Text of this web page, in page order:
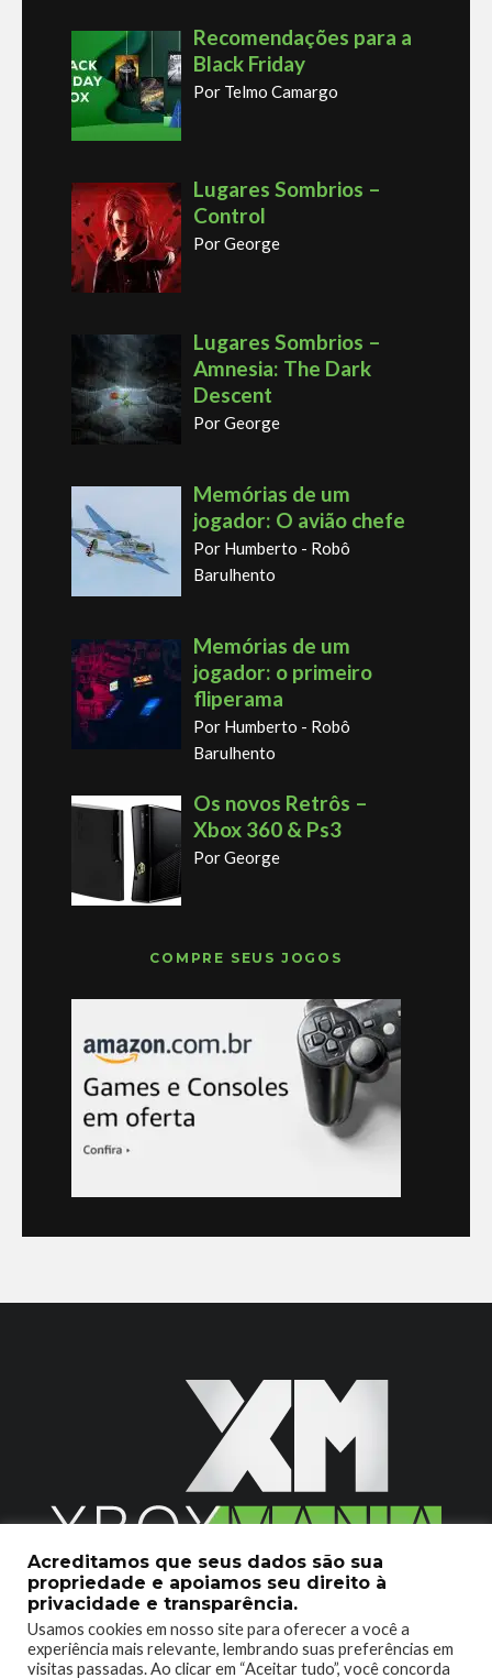
Recomendações para a
Black Friday
Por Telmo Camargo
Lugares Sombrios –
Control
Por George
Lugares Sombrios –
Amnesia: The Dark
Descent
Por George
Memórias de um
jogador: O avião chefe
Por Humberto - Robô
Barulhento
Memórias de um
jogador: o primeiro
fliperama
Por Humberto - Robô
Barulhento
Os novos Retrôs –
Xbox 360 & Ps3
Por George
COMPRE SEUS JOGOS
2020 © Xboxmania. Todos os Direitos Reservados.
SOBRE O XBOX MANIA CONTATO
ENCONTROU UM PROBLEMA?
Acreditamos que seus dados são sua
propriedade e apoiamos seu direito à
privacidade e transparência.
Usamos cookies em nosso site para oferecer a você a
experiência mais relevante, lembrando suas preferências em
visitas passadas. Ao clicar em “Aceitar tudo”, você concorda